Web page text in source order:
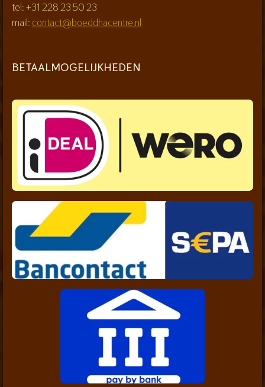
tel: +31 228 23 50 23
mail: contact@boeddhacentre.nl
BETAALMOGELIJKHEDEN